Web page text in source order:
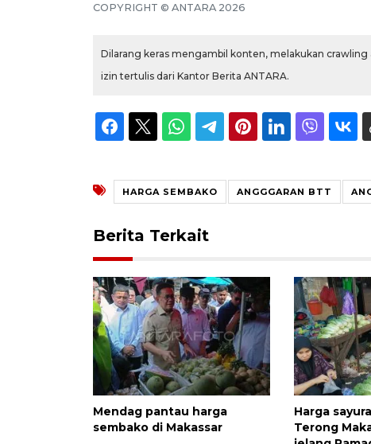
COPYRIGHT © ANTARA 2026
Dilarang keras mengambil konten, melakukan
izin tertulis dari Kantor Berita ANTARA.
HARGA SEMBAKO ANGGGARAN BTT
Berita Terkait
Mendag pantau harga
sembako di Makassar
Harga
Terong